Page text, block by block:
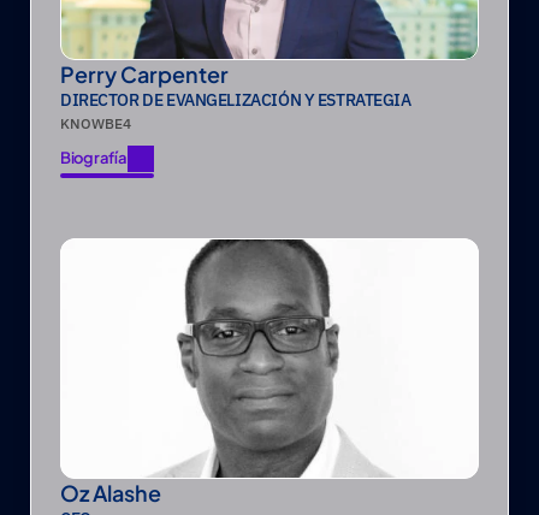
Perry Carpenter
DIRECTOR DE EVANGELIZACIÓN Y ESTRATEGIA
KNOWBE4
Biografía
Biografía
Oz Alashe